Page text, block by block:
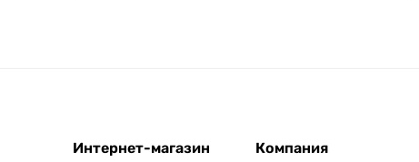
Интернет-магазин
Компания